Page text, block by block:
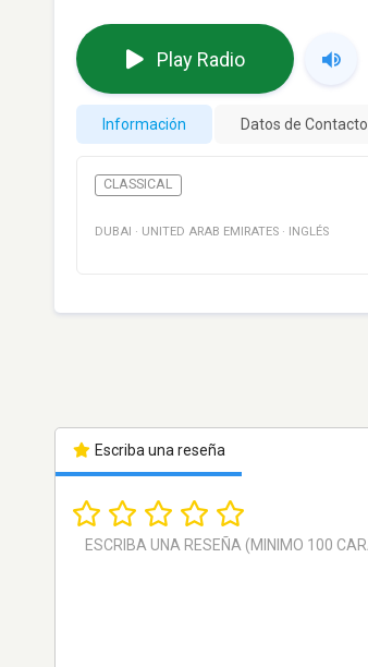
Play Radio
Información Datos de Contacto
CLASSICAL
DUBAI · UNITED ARAB EMIRATES · INGLÉS
Escriba una reseña